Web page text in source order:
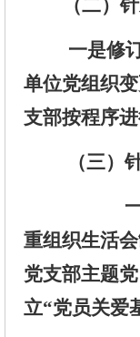
（二）
一是修
单位党组织
支部按程序
（三）
重组织生活
党支部主题
立“党员关爱